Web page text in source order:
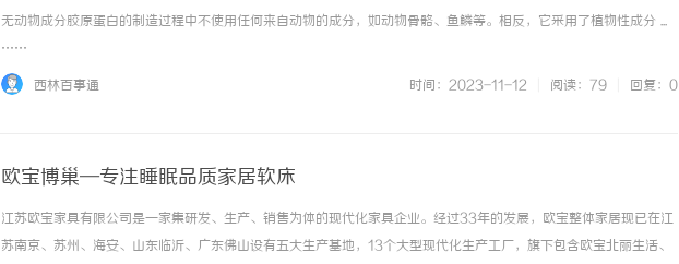
无动物成分胶原蛋白的制造过程中不使用任何来自动物的成分，如动物骨骼、鱼鳞等。相反，它采用了植物性成分 ...
……
西林百事通 时间：2023-11-12 阅读：79 回复：0
欧宝博巢—专注睡眠品质家居软床
江苏欧宝家具有限公司是一家集研发、生产、销售为体的现代化家具企业。经过33年的发展，欧宝整体家居现已在江
苏南京、苏州、海安、山东临沂、广东佛山设有五大生产基地，13个大型现代化生产工厂，旗下包含欧宝北丽生活、